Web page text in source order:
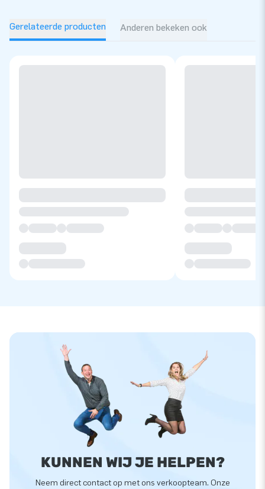
Gerelateerde producten Anderen bekeken ook
KUNNEN WIJ JE HELPEN?
Neem direct contact op met ons verkoopteam. Onze